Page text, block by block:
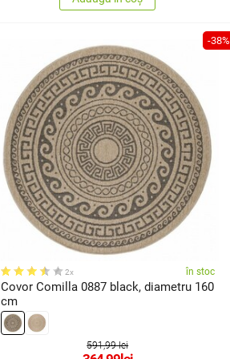
-38%
2x în stoc
Covor Comilla 0887 black, diametru 160
cm
591,99 lei